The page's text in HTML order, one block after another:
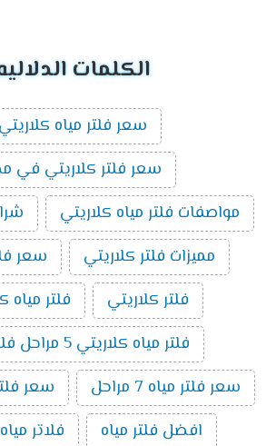
الكلمات
سعر فلتر مياه كلاريتي
سعر فلتر كلاريتي في
مواصفات فلتر مياه كلاريتي
مميزات فلتر كلاريتي
سعر
فلتر كلاريتي
فلتر مياه
فلتر مياه كلاريتي 5 مراحل فلتريشن
سعر فلتر مياه 7 مراحل
سعر فلتر
افضل فلتر مياه
فلاتر مياه 7 مراحل